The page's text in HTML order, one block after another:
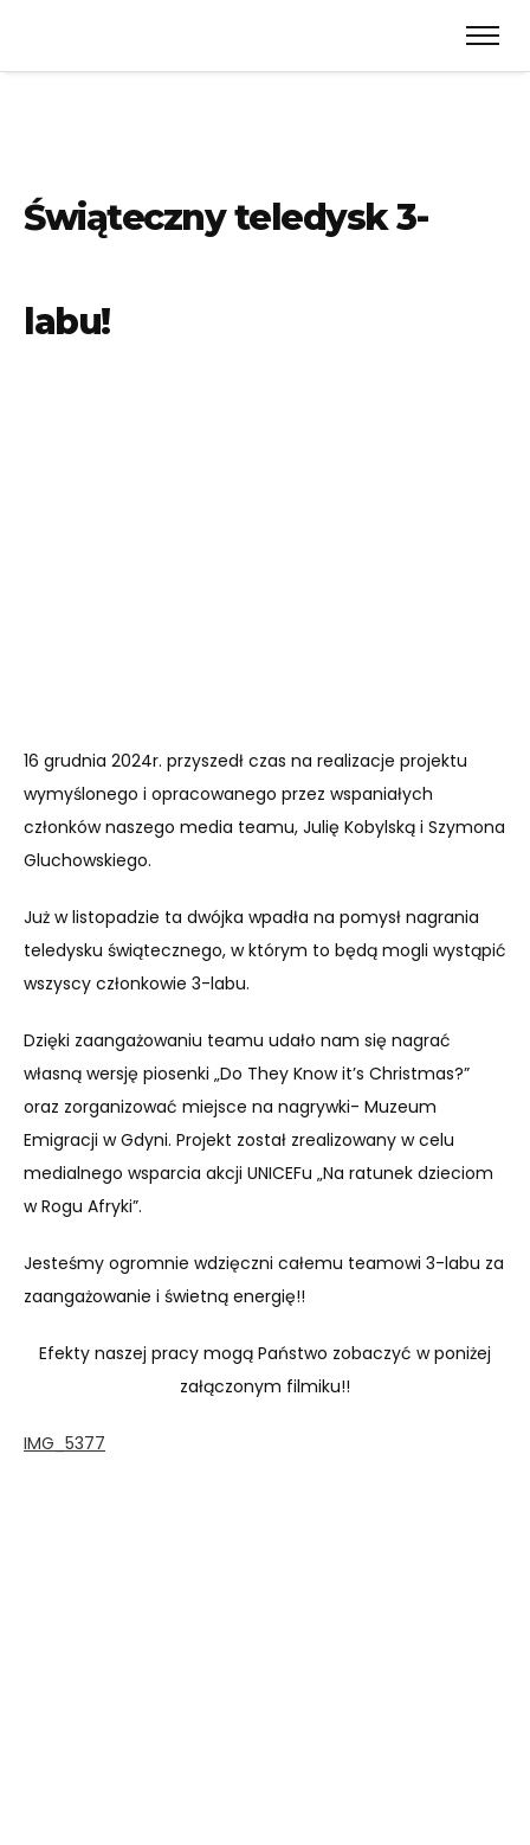
Świąteczny teledysk 3-
labu!
16 grudnia 2024r. przyszedł czas na realizacje projektu
wymyślonego i opracowanego przez wspaniałych
członków naszego media teamu, Julię Kobylską i Szymona
Gluchowskiego.
Już w listopadzie ta dwójka wpadła na pomysł nagrania
teledysku świątecznego, w którym to będą mogli wystąpić
wszyscy członkowie 3-labu.
Dzięki zaangażowaniu teamu udało nam się nagrać
własną wersję piosenki „Do They Know it’s Christmas?”
oraz zorganizować miejsce na nagrywki- Muzeum
Emigracji w Gdyni. Projekt został zrealizowany w celu
medialnego wsparcia akcji UNICEFu „Na ratunek dzieciom
w Rogu Afryki”.
Jesteśmy ogromnie wdzięczni całemu teamowi 3-labu za
zaangażowanie i świetną energię!!
Efekty naszej pracy mogą Państwo zobaczyć w poniżej
załączonym filmiku!!
IMG_5377